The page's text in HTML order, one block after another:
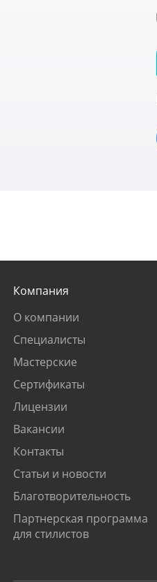
Компания
О компании
Специалисты
Мастерские
Сертификаты
Лицензии
Вакансии
Контакты
Статьи и новости
Благотворительность
Партнерская программа
для стилистов